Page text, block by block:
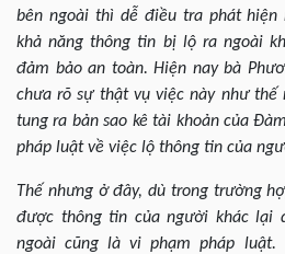
bên ngoài thì dễ điều tra phát hiện
khả năng thông tin bị lộ ra ngoài
đảm bảo an toàn. Hiện nay bà
chưa rõ sự thật vụ việc này như thế
tung ra bản sao kê tài khoản của
pháp luật về việc lộ thông tin của
Thế nhưng ở đây, dù trong trường
được thông tin của người khác lại
ngoài cũng là vi phạm pháp luật.